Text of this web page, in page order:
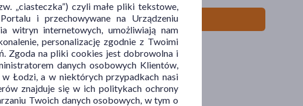
„ciasteczka”) czyli małe pliki tekstowe,
i przechowywane na Urządzeniu
witryn internetowych, umożliwiają nam
personalizację zgodnie z Twoimi
Zgoda na pliki cookies jest dobrowolna i
danych osobowych Klientów,
Łodzi, a w niektórych przypadkach nasi
znajduje się w ich politykach ochrony
Twoich danych osobowych, w tym o